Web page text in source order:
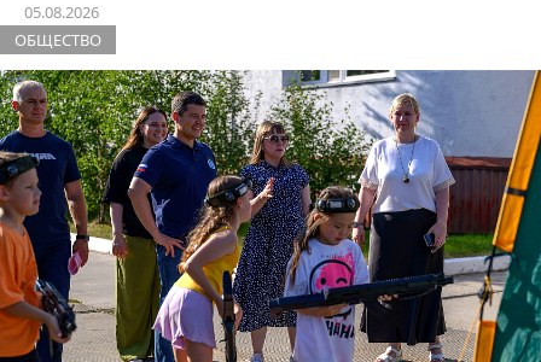
05.08.2026
ОБЩЕСТВО